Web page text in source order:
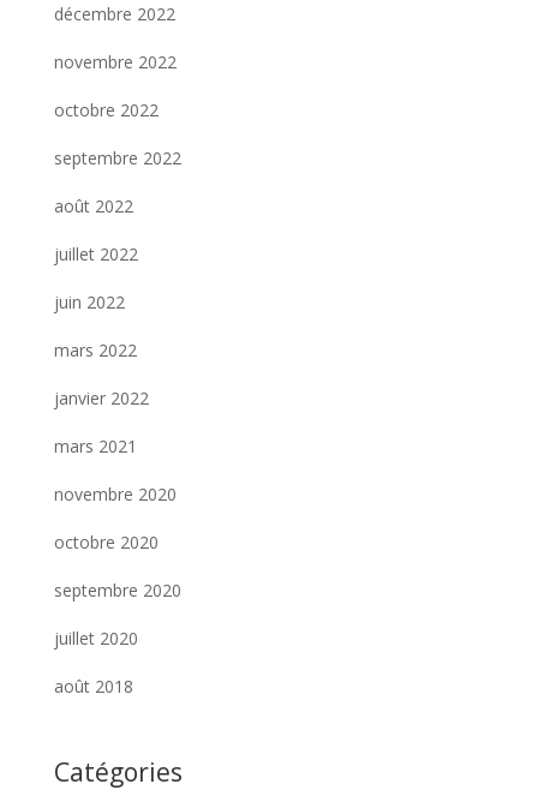
décembre 2022
novembre 2022
octobre 2022
septembre 2022
août 2022
juillet 2022
juin 2022
mars 2022
janvier 2022
mars 2021
novembre 2020
octobre 2020
septembre 2020
juillet 2020
août 2018
Catégories